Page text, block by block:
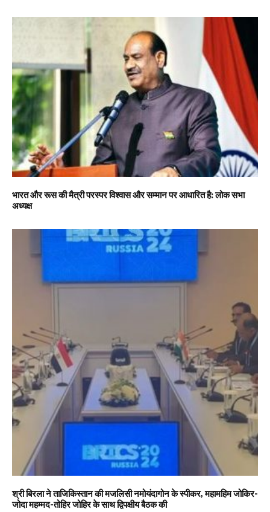
भारत और रूस की मैत्री परस्पर विश्वास और सम्मान पर आधारित है: लोक सभा
अध्यक्ष
श्री बिरला ने ताजिकिस्तान की मजलिसी नमोयंदागोन के स्पीकर, महामहिम जोकिर-
जोदा महम्मद-तोहिर जोहिर के साथ द्विपक्षीय बैठक की